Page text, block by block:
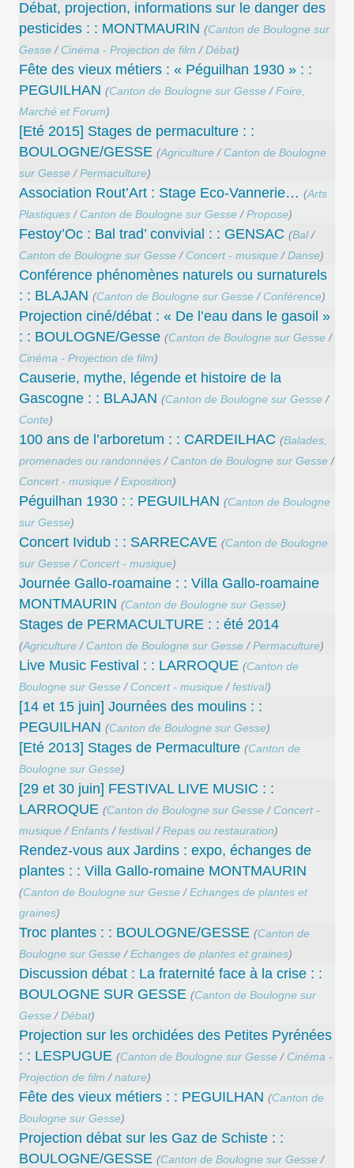
Débat, projection, informations sur le danger des
pesticides : : MONTMAURIN (Canton de Boulogne sur
Gesse / Cinéma - Projection de film /Débat)
Fête des vieux métiers : « Péguilhan 1930 » : :
PEGUILHAN (Canton de Boulogne sur Gesse /Foire,
Marché et Forum)
[Eté 2015] Stages de permaculture : :
BOULOGNE/GESSE (Agriculture / Canton de Boulogne
sur Gesse /Permaculture)
Association Rout’Art : Stage Eco-Vannerie… (Arts
Plastiques / Canton de Boulogne sur Gesse /Propose)
Festoy’Oc : Bal trad’ convivial : : GENSAC (Bal/
Canton de Boulogne sur Gesse / Concert - musique /Danse)
Conférence phénomènes naturels ou surnaturels
: : BLAJAN (Canton de Boulogne sur Gesse / Conférence)
Projection ciné/débat : « De l’eau dans le gasoil »
: : BOULOGNE/Gesse (Canton de Boulogne sur Gesse /
Cinéma - Projection de film)
Causerie, mythe, légende et histoire de la
Gascogne : : BLAJAN (Canton de Boulogne sur Gesse /
Conte)
100 ans de l’arboretum : : CARDEILHAC (Balades,
promenades ou randonnées / Canton de Boulogne sur Gesse /
Concert - musique /Exposition)
Péguilhan 1930 : : PEGUILHAN (Canton de Boulogne
sur Gesse)
Concert Ividub : : SARRECAVE (Canton de Boulogne
sur Gesse / Concert - musique)
Journée Gallo-roamaine : : Villa Gallo-roamaine
MONTMAURIN (Canton de Boulogne sur Gesse)
Stages de PERMACULTURE : : été 2014
(Agriculture / Canton de Boulogne sur Gesse /Permaculture)
Live Music Festival : : LARROQUE (Canton de
Boulogne sur Gesse / Concert - musique /festival)
[14 et 15 juin] Journées des moulins : :
PEGUILHAN (Canton de Boulogne sur Gesse)
[Eté 2013] Stages de Permaculture (Canton de
Boulogne sur Gesse)
[29 et 30 juin] FESTIVAL LIVE MUSIC : :
LARROQUE (Canton de Boulogne sur Gesse / Concert -
musique /Enfants /festival/Repas ou restauration)
Rendez-vous aux Jardins : expo, échanges de
plantes : : Villa Gallo-romaine MONTMAURIN
(Canton de Boulogne sur Gesse /Echanges de plantes et
graines)
Troc plantes : : BOULOGNE/GESSE (Canton de
Boulogne sur Gesse /Echanges de plantes et graines)
Discussion débat : La fraternité face à la crise : :
BOULOGNE SUR GESSE (Canton de Boulogne sur
Gesse /Débat)
Projection sur les orchidées des Petites Pyrénées
: : LESPUGUE (Canton de Boulogne sur Gesse / Cinéma -
Projection de film /nature)
Fête des vieux métiers : : PEGUILHAN (Canton de
Boulogne sur Gesse)
Projection débat sur les Gaz de Schiste : :
BOULOGNE/GESSE (Canton de Boulogne sur Gesse /